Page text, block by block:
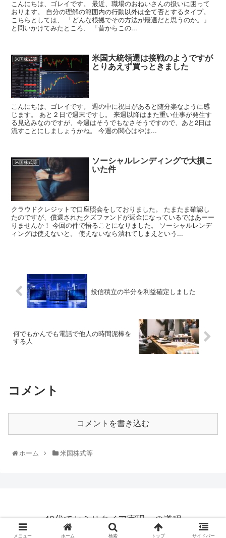
こんにちは、ゴレイです。 最近、職場のおねいさんの扱いに困って
おります。 自分の理解の範囲内の行動以外は全て否とするタイプ。
こちらとしては、 「どんな根拠でその方法が最適だと思うのか。」
と問いかけてみたところ、 「昔からこの...
米国株式等 米国大統領選は接戦のようですが
とりあえず買っときました
こんにちは、ゴレイです。 週の中に祝日があると随分楽なように感
じます。 あと２日で週末ですし。 来週以降はまた重い仕事が発生す
る見込みなのですが、今週はそうでもなさそうですので、あと2日は
流すことにしましょうかね。 今週の関心はやは...
米国株式等 ソーシャルレンディングで大損こ
いた件
クラウドクレジットで口座照会をしておりました。 たまたま確認し
たのですが、償還されたクズファンドが返金になっているではあーー
りませんか！ 今回の件で悟ることになりました。 ソーシャルレンデ
ィングは使えないと。 使えないなら潰れてしまえという...
投信積立の半分を利益確定しました
何でもかんでも電話で他人の時間泥棒を
する人
コメント
コメントを書き込む
ホーム 米国株式等
40代でセミリタイア実現への道程
© 2019 40代でセミリタイア実現への道程.
メニュー ホーム 検索 トップ サイドバー